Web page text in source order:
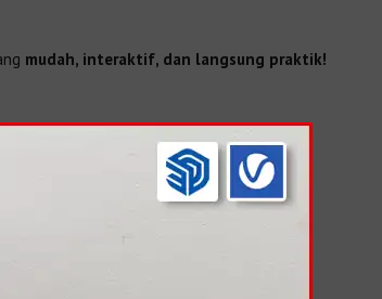
mudah, interaktif, dan langsung praktik!